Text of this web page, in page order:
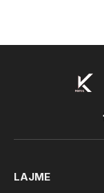
LAJME